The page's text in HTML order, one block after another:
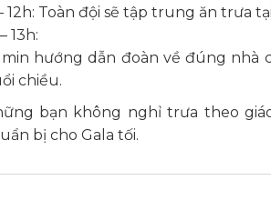
– 12h: Toàn đội sẽ tập trung ăn trưa
13h:
hướng dẫn đoàn về đúng
chiều.
bạn không nghỉ trưa theo
bị cho Gala tối.